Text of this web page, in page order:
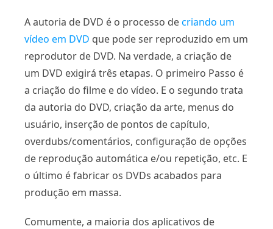
A autoria de DVD é o processo decriando um
vídeo em DVD que pode ser reproduzido em um
reprodutor de DVD. Na verdade, a criação de
um DVD exigirá três etapas. O primeiro Passo é
a criação do filme e do vídeo. E o segundo trata
da autoria do DVD, criação da arte, menus do
usuário, inserção de pontos de capítulo,
overdubs/comentários, configuração de opções
de reprodução automática e/ou repetição, etc. E
o último é fabricar os DVDs acabados para
produção em massa.
Comumente, a maioria dos aplicativos de